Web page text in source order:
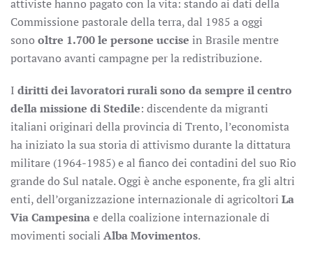
attiviste hanno pagato con la vita: stando ai dati della
Commissione pastorale della terra, dal 1985 a oggi
sono oltre 1.700 le persone uccise in Brasile mentre
portavano avanti campagne per la redistribuzione.
I diritti dei lavoratori rurali sono da sempre il centro
della missione di Stedile: discendente da migranti
italiani originari della provincia di Trento, l’economista
ha iniziato la sua storia di attivismo durante la dittatura
militare (1964-1985) e al fianco dei contadini del suo Rio
grande do Sul natale. Oggi è anche esponente, fra gli altri
enti, dell’organizzazione internazionale di agricoltori La
Via Campesinae della coalizione internazionale di
movimenti sociali Alba Movimentos.